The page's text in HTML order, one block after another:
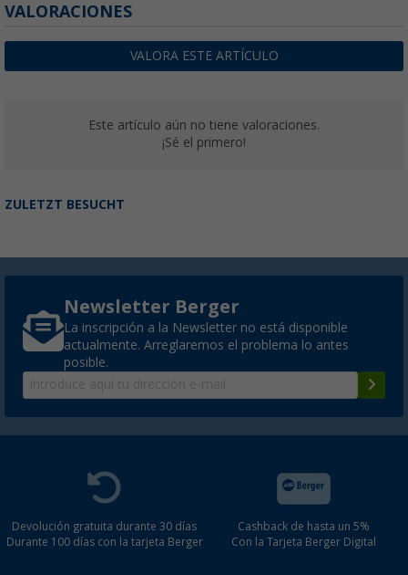
VALORACIONES
VALORA ESTE ARTÍCULO
Este artículo aún no tiene valoraciones.
¡Sé el primero!
ZULETZT BESUCHT
Newsletter Berger
La inscripción a la Newsletter no está disponible
actualmente. Arreglaremos el problema lo antes
posible.
Devolución gratuita durante 30 días
Durante 100 días con la tarjeta Berger
Cashback de hasta un 5%
Con la Tarjeta Berger Digital